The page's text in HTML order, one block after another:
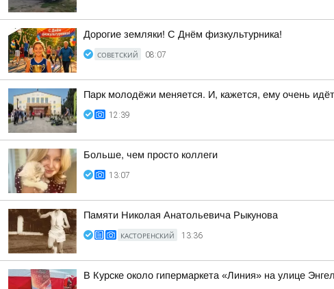
Дорогие земляки! С Днём физкультурника!
СОВЕТСКИЙ 08:07
Парк молодёжи меняется. И, кажется, ему очень идёт
12:39
Больше, чем просто коллеги
13:07
Памяти Николая Анатольевича Рыкунова
КАСТОРЕНСКИЙ 13:36
В Курске около гипермаркета «Линия» на улице